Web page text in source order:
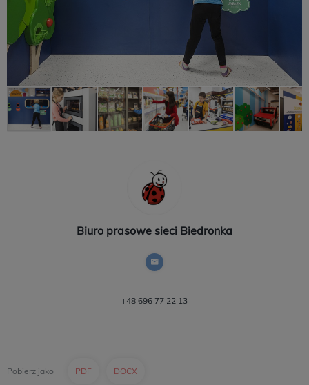
Biuro prasowe sieci Biedronka
+48 696 77 22 13
Pobierz jako PDF DOCX